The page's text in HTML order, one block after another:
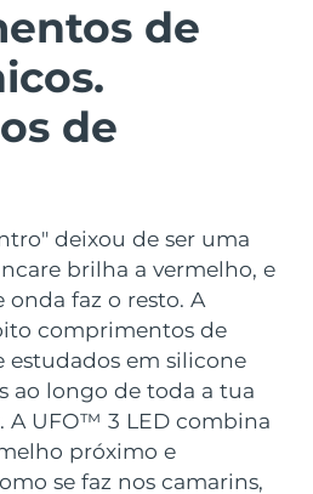
de
de
deixou de ser uma
brilha a vermelho, e
faz o resto. A
comprimentos de
em silicone
ao longo de toda a tua
A UFO™ 3 LED combina
próximo e
se faz nos camarins,
Bestsellers
Entrega prevista
Entrega prevista
Entrega prevista
Entrega prevista
Entrega prevista8/15/26
Entrega prevista8/14/26